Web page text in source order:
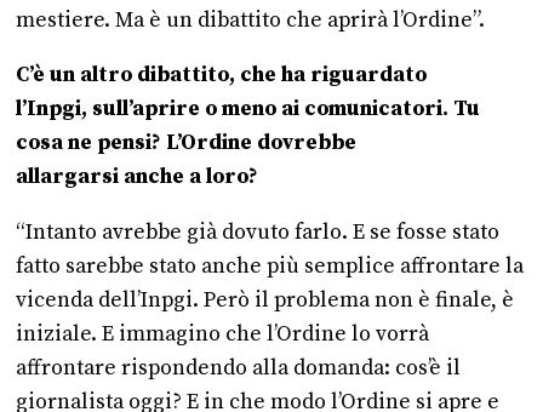
mestiere. Ma è un dibattito che aprirà l’Ordine”.
C’è un altro dibattito, che ha riguardato
l’Inpgi, sull’aprire o meno ai comunicatori. Tu
cosa ne pensi? L’Ordine dovrebbe
allargarsi anche a loro?
“Intanto avrebbe già dovuto farlo. E se fosse stato
fatto sarebbe stato anche più semplice affrontare la
vicenda dell’Inpgi. Però il problema non è finale, è
iniziale. E immagino che l’Ordine lo vorrà
affrontare rispondendo alla domanda: cos’è il
giornalista oggi? E in che modo l’Ordine si apre e